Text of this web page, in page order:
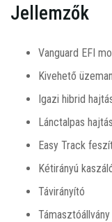
Jellemzők
Vanguard EFI
Kivehető
Igazi hibrid
Lánctalpas
Easy Track
Kétirányú
Távirányító